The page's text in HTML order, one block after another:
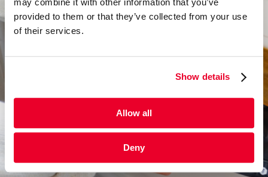
provided to them or that they’ve collected from your use
of their services.
Show details
Allow all
Deny